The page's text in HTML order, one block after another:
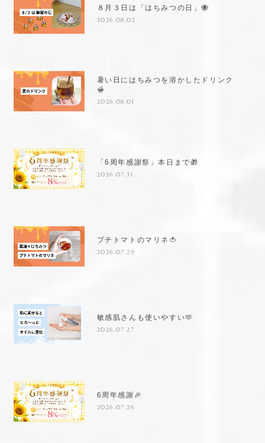
８月３日は「はちみつの日」🐝
2026.08.02
暑い日にはちみつを溶かしたドリンク
🍯
2026.08.01
「6周年感謝祭」本日まで🎁
2026.07.31
プチトマトのマリネ🍅
2026.07.29
敏感肌さんも使いやすい🫶
2026.07.27
6周年感謝🎉
2026.07.26